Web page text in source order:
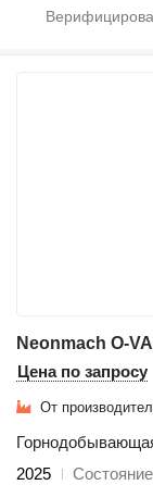
Neonmach O-
Цена по запросу
От
2025
Состояние